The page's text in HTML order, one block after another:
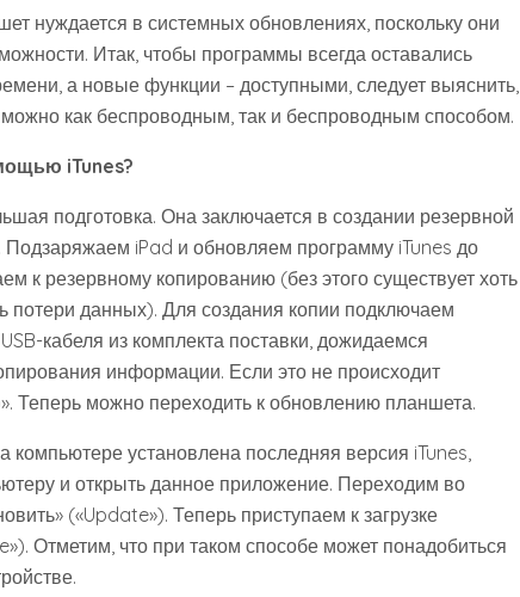
нуждается в системных обновлениях, поскольку они
Итак, чтобы программы всегда оставались
а новые функции – доступными, следует выяснить,
можно как беспроводным, так и беспроводным способом.
iTunes?
подготовка. Она заключается в создании резервной
iPad и обновляем программу iTunes до
к резервному копированию (без этого существует хоть
потери данных). Для создания копии подключаем
кабеля из комплекта поставки, дожидаемся
информации. Если это не происходит
Теперь можно переходить к обновлению планшета.
компьютере установлена последняя версия iTunes,
и открыть данное приложение. Переходим во
(«Update»). Теперь приступаем к загрузке
Отметим, что при таком способе может понадобиться